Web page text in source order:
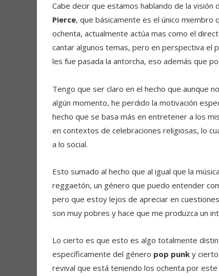
Cabe decir que estamos hablando de la
Pierce, que básicamente es el único miembro
ochenta, actualmente actúa mas como el
cantar algunos temas, pero en perspectiva el
les fue pasada la antorcha, eso además que
Tengo que ser claro en el hecho que aunque
algún momento, he perdido la motivación
hecho que se basa más en entretener a los
en contextos de celebraciones religiosas, lo
a lo social.
Esto sumado al hecho que al igual que la
reggaetón, un género que puedo entender
pero que estoy lejos de apreciar en
son muy pobres y hace que me produzca un
Lo cierto es que esto es algo totalmente
específicamente del género pop punk y
revival que está teniendo los ochenta por